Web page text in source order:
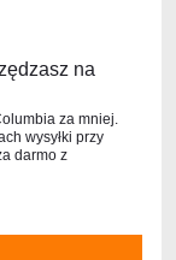
na
za mniej.
wysyłki przy
darmo z